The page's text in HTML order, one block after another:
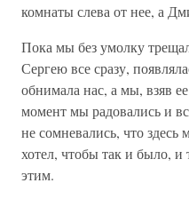
комнаты слева от нее, а
Пока мы без умолку
Сергею все сразу,
обнимала нас, а мы, взяв
момент мы радовались и
не сомневались, что
хотел, чтобы так и было, и
этим.